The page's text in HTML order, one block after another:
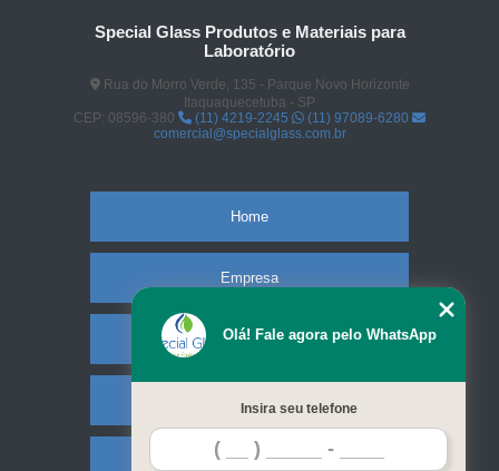
Special Glass Produtos e Materiais para
Laboratório
Rua do Morro Verde, 135 - Parque Novo Horizonte
Itaquaquecetuba - SP
CEP: 08596-380
(11) 4219-2245
(11) 97089-6280
comercial@specialglass.com.br
Home
Empresa
Missão
Serviços
Contato
Olá! Fale agora pelo WhatsApp
Insira seu telefone